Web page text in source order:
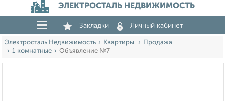
ЭЛЕКТРОСТАЛЬ НЕДВИЖИМОСТЬ
Закладки Личный кабинет
Электросталь Недвижимость Квартиры
Продажа
1‑комнатные
Объявление №7